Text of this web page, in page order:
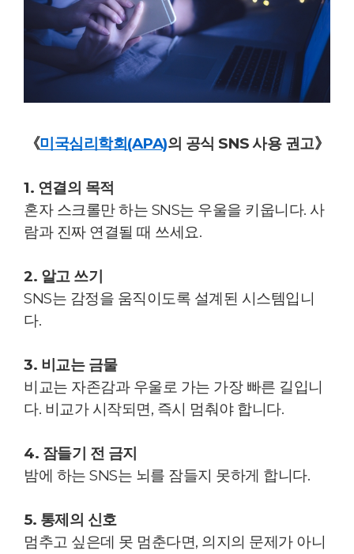
《미국심리학회(APA)의 공식 SNS 사용 권고》
1. 연결의 목적
혼자 스크롤만 하는 SNS는 우울을 키웁니다. 사
람과 진짜 연결될 때 쓰세요.
2. 알고 쓰기
SNS는 감정을 움직이도록 설계된 시스템입니
다.
3. 비교는 금물
비교는 자존감과 우울로 가는 가장 빠른 길입니
다. 비교가 시작되면, 즉시 멈춰야 합니다.
4. 잠들기 전 금지
밤에 하는 SNS는 뇌를 잠들지 못하게 합니다.
5. 통제의 신호
멈추고 싶은데 못 멈춘다면, 의지의 문제가 아니